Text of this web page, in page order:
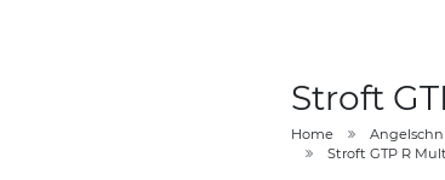
Stroft
Home
Stroft GTP R